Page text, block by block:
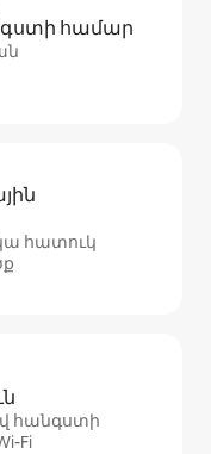
համար
հատուկ
հանգստի
Fi